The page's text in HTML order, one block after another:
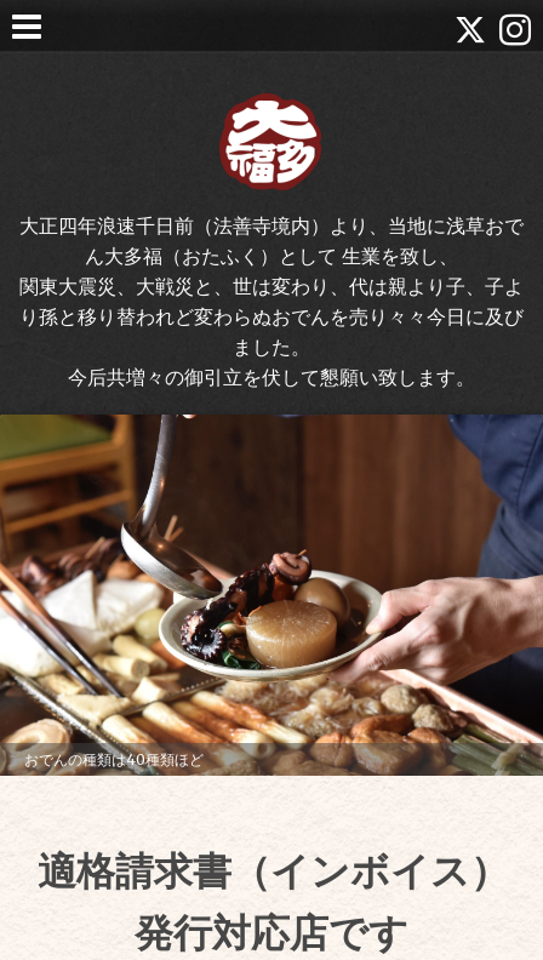
大正四年浪速千日前（法善寺境内）より、当地に浅草おで
ん大多福（おたふく）として 生業を致し、
関東大震災、大戦災と、世は変わり、代は親より子、子よ
り孫と移り替われど変わらぬおでんを売り々々今日に及び
ました。
今后共増々の御引立を伏して懇願い致します。
おでんの種類は40種類ほど
適格請求書（インボイス）
発行対応店です